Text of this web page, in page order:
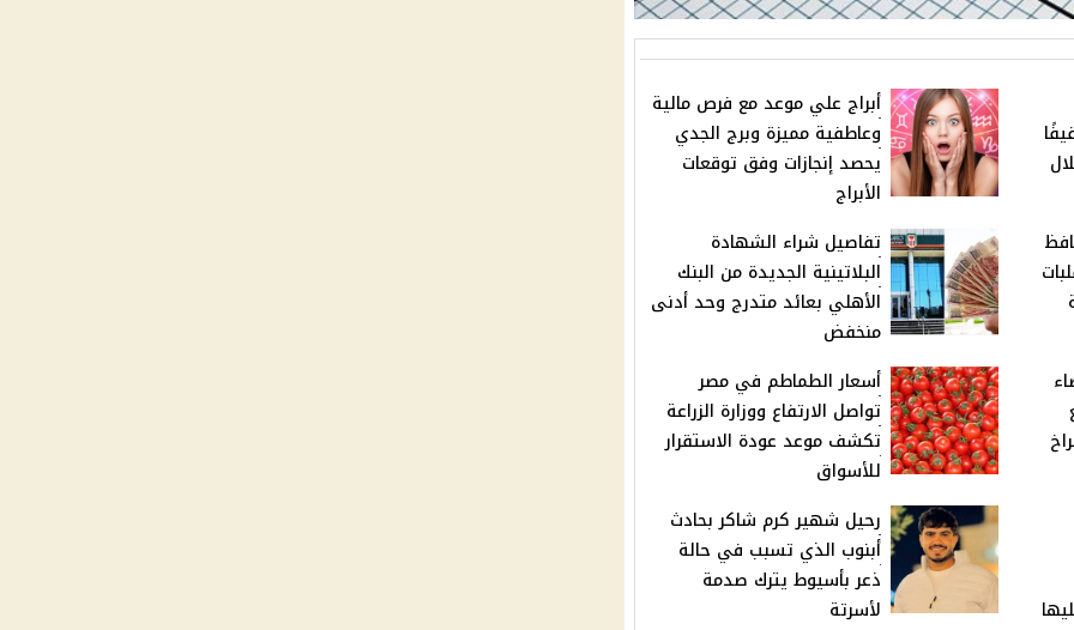
أبراج علي موعد مع فرص مالية
وعاطفية مميزة وبرج الجدي
يحصد إنجازات وفق توقعات
الأبراج
تفاصيل شراء الشهادة
البلاتينية الجديدة من البنك
الأهلي بعائد متدرج وحد أدنى
منخفض
أسعار الطماطم في مصر
تواصل الارتفاع ووزارة الزراعة
تكشف موعد عودة الاستقرار
للأسواق
رحيل شهير كرم شاكر بحادث
أبنوب الذي تسبب في حالة
ذعر بأسيوط يترك صدمة
لأسرتة